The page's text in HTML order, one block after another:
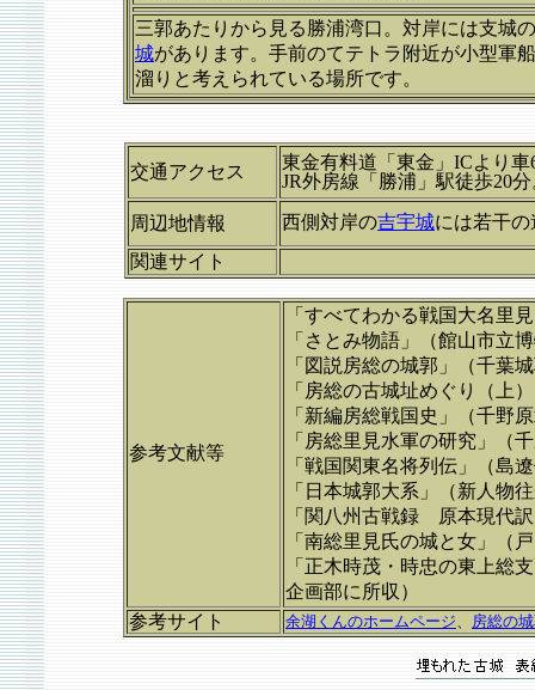
三郭あたりから見る勝浦湾口。対岸には支城の
城があります。手前のてテトラ附近が小型軍
溜りと考えられている場所です。
交通アクセス
東金有料道「東金」ICより車
JR外房線「勝浦」駅徒歩20
周辺地情報 西側対岸の吉宇城には若干
関連サイト
参考文献等
「すべてわかる戦国大名
「さとみ物語」（館山市立
「図説房総の城郭」（千葉
「房総の古城址めぐり（上
「新編房総戦国史」（千野
「房総里見水軍の研究」（
「戦国関東名将列伝」（島
「日本城郭大系」（新人物
「関八州古戦録 原本現代
「南総里見氏の城と女」（
「正木時茂・時忠の東上総
企画部に所収 ）
参考サイト
余湖くんのホームページ、 房総の